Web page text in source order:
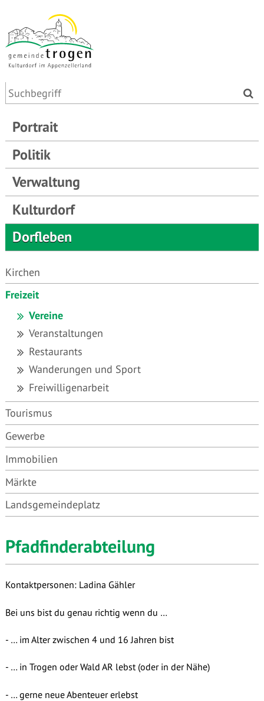
Portrait
Politik
Verwaltung
Kulturdorf
Dorfleben
Kirchen
Freizeit
Vereine
Veranstaltungen
Restaurants
Wanderungen und Sport
Freiwilligenarbeit
Tourismus
Gewerbe
Immobilien
Märkte
Landsgemeindeplatz
Pfadfinderabteilung
Kontaktpersonen: Ladina Gähler
Bei uns bist du genau richtig wenn du …
- … im Alter zwischen 4 und 16 Jahren bist
- … in Trogen oder Wald AR lebst (oder in der Nähe)
- … gerne neue Abenteuer erlebst